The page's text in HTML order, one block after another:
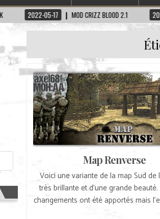
2022-05-17 MOD CRIZZ BLOOD 2.1 2022-05-01
Map Renverse
Voici une variante de la map Sud de
très brillante et d’une grande
changements ont été apportés mais